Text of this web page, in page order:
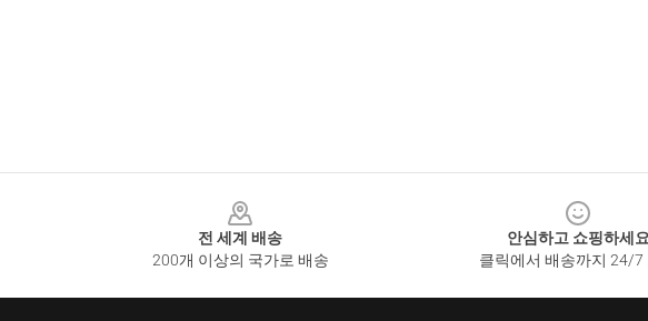
전 세계 배송
200개 이상의 국가로 배송
안심하고 쇼핑하세요
클릭에서 배송까지 24/7